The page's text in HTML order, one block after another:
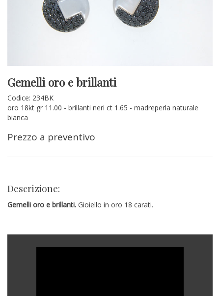
Gemelli oro e brillanti
Codice: 234BK
oro 18kt gr 11.00 - brillanti neri ct 1.65 - madreperla naturale
bianca
Prezzo a preventivo
Descrizione:
Gemelli oro e brillanti. Gioiello in oro 18 carati.